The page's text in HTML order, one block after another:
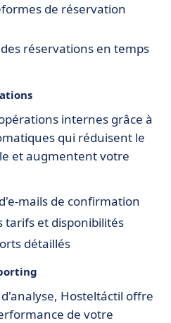
de réservation
réservations en temps
internes grâce à
qui réduisent le
et augmentent votre
mails de confirmation
tarifs et disponibilités
détaillés
Hosteltáctil offre
de votre